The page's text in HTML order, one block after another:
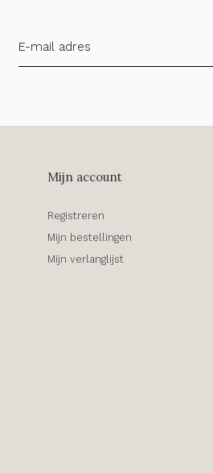
Mijn account
Registreren
Mijn bestellingen
Mijn verlanglijst